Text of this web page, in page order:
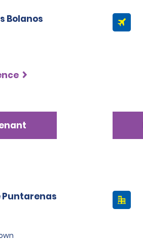
Bolanos